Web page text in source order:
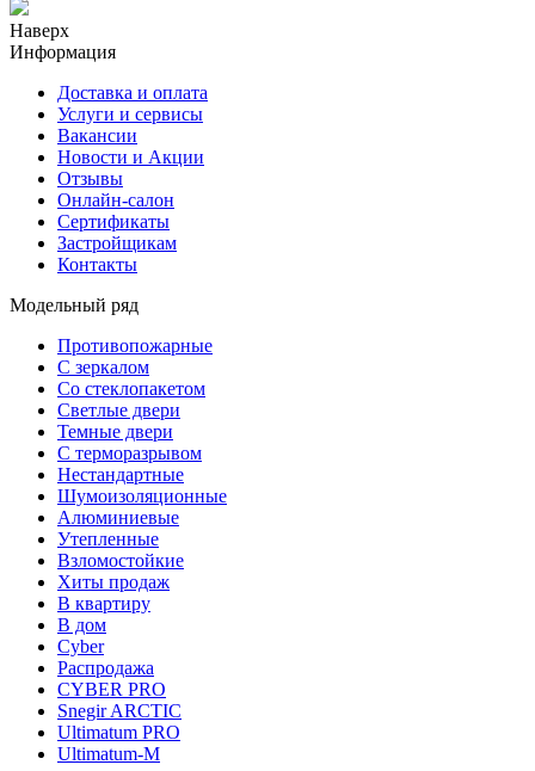
Наверх
Информация
Доставка и оплата
Услуги и сервисы
Вакансии
Новости и Акции
Отзывы
Онлайн-салон
Сертификаты
Застройщикам
Контакты
Модельный ряд
Противопожарные
С зеркалом
Со стеклопакетом
Светлые двери
Темные двери
С терморазрывом
Нестандартные
Шумоизоляционные
Алюминиевые
Утепленные
Взломостойкие
Хиты продаж
В квартиру
В дом
Cyber
Распродажа
CYBER PRO
Snegir ARCTIC
Ultimatum PRO
Ultimatum-M